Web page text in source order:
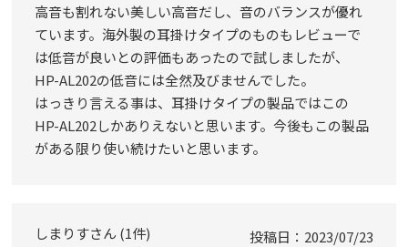
高音も割れない美しい高音だし、音のバランスが優れ
ています。海外製の耳掛けタイプのものもレビューで
は低音が良いとの評価もあったので試しましたが、
HP-AL202の低音には全然及びませんでした。
はっきり言える事は、耳掛けタイプの製品ではこの
HP-AL202しかありえないと思います。今後もこの製品
がある限り使い続けたいと思います。
しまりす 1件
投稿日 2023/07/23